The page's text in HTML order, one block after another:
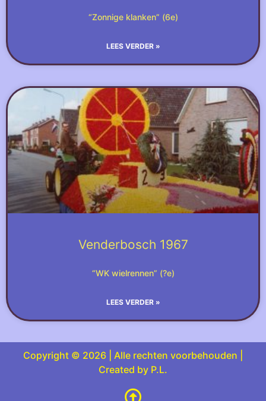
“Zonnige klanken” (6e)
LEES VERDER »
Venderbosch 1967
“WK wielrennen” (?e)
LEES VERDER »
Copyright © 2026 | Alle rechten voorbehouden |
Created by P.L.